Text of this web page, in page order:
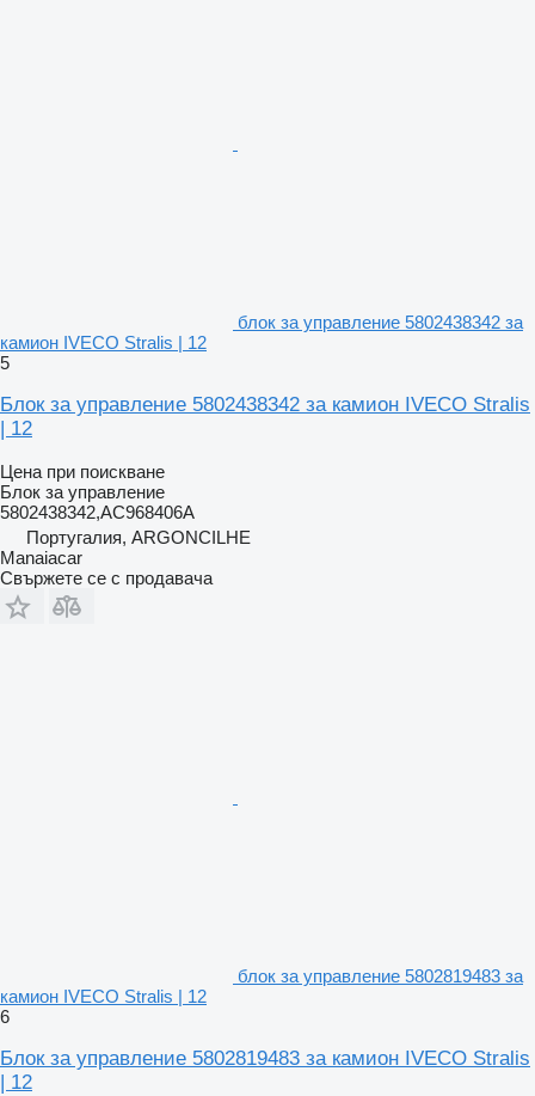
блок за управление 5802438342 за
камион IVECO Stralis | 12
5
Блок за управление 5802438342 за камион IVECO Stralis
| 12
Цена при поискване
Блок за управление
5802438342,AC968406A
Португалия, ARGONCILHE
Manaiacar
Свържете се с продавача
блок за управление 5802819483 за
камион IVECO Stralis | 12
6
Блок за управление 5802819483 за камион IVECO Stralis
| 12